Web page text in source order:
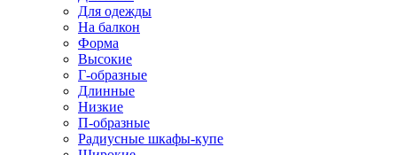
Для одежды
На балкон
Форма
Высокие
Г-образные
Длинные
Низкие
П-образные
Радиусные шкафы-купе